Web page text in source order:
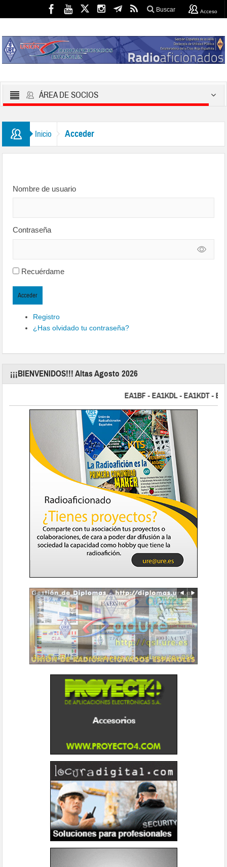
Buscar Acceso
ÁREA DE SOCIOS
Inicio Acceder
Nombre de usuario
Contraseña
Recuérdame
Acceder
Registro
¿Has olvidado tu contraseña?
¡¡¡BIENVENIDOS!!! Altas Agosto 2026
EA1BF - EA1KDL - EA1KDT -